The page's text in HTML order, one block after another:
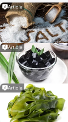
Article
Article
Article